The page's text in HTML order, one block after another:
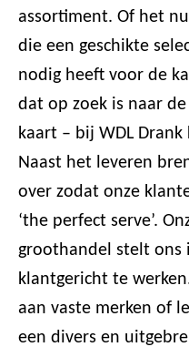
assortiment. Of het
die een geschikte
nodig heeft voor de
dat op zoek is naar
kaart – bij WDL
Naast het leveren
over zodat onze
‘the perfect serve’.
groothandel stelt ons
klantgericht te
aan vaste merken of
een divers en